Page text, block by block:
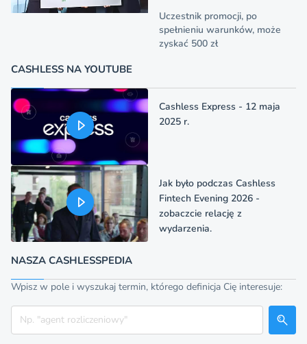
Uczestnik promocji, po
spełnieniu warunków, może
zyskać 500 zł
CASHLESS NA YOUTUBE
Cashless Express - 12 maja
2025 r.
Jak było podczas Cashless
Fintech Evening 2026 -
zobaczcie relację z
wydarzenia.
NASZA CASHLESSPEDIA
Wpisz w pole i wyszukaj termin, którego definicja Cię interesuje:
Szukaj